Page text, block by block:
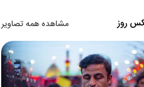
روز مشاهده همه تصاویر